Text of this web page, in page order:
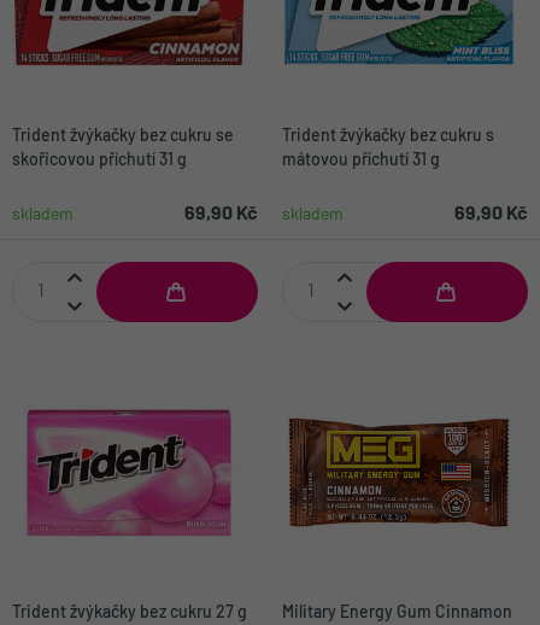
Trident žvýkačky bez cukru se
skořicovou příchutí 31 g
skladem 69,90 Kč
Trident žvýkačky bez cukru s
mátovou příchutí 31 g
skladem 69,90 Kč
Trident žvýkačky bez cukru 27 g
Military Energy Gum Cinnamon